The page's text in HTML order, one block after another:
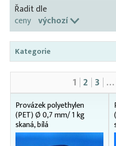
Řadit dle
ceny výchozí
Kategorie
Broková zátěžová šňůra
Gumolana
Polyamidová lana a síťoviny
Polyesterové provázky a
1 2 3 …
Provázek polyethylen
(PET) Ø 0,7 mm/ 1 kg
skaná, bílá